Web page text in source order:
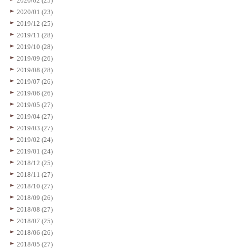
2020/01 (23)
2019/12 (25)
2019/11 (28)
2019/10 (28)
2019/09 (26)
2019/08 (28)
2019/07 (26)
2019/06 (26)
2019/05 (27)
2019/04 (27)
2019/03 (27)
2019/02 (24)
2019/01 (24)
2018/12 (25)
2018/11 (27)
2018/10 (27)
2018/09 (26)
2018/08 (27)
2018/07 (25)
2018/06 (26)
2018/05 (27)